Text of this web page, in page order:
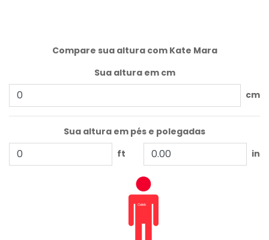
Compare sua altura com Kate Mara
Sua altura em cm
cm
Sua altura em pés e polegadas
ft
in